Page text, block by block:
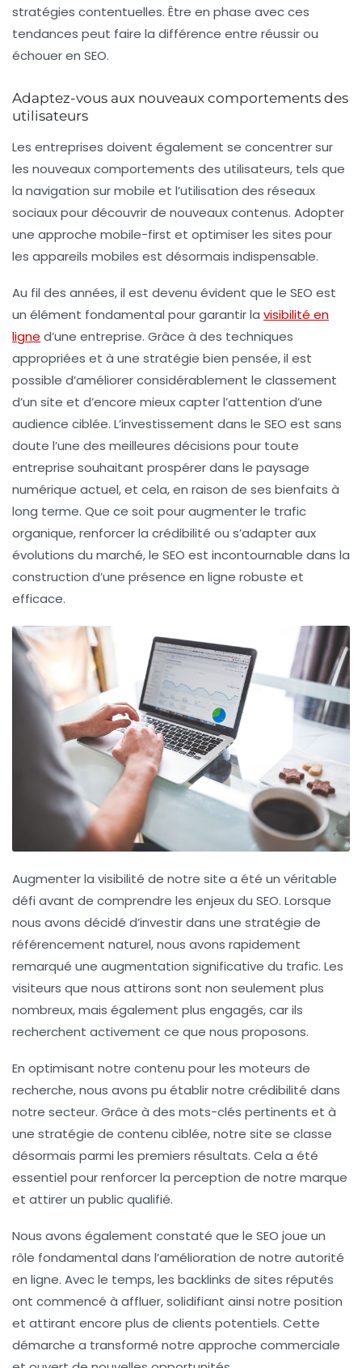
stratégies contentuelles. Être en phase avec ces
tendances peut faire la différence entre réussir ou
échouer en SEO.
Adaptez-vous aux nouveaux comportements des
utilisateurs
Les entreprises doivent également se concentrer sur
les nouveaux comportements des utilisateurs, tels que
la navigation sur mobile et l’utilisation des réseaux
sociaux pour découvrir de nouveaux contenus. Adopter
une approche mobile-first et optimiser les sites pour
les appareils mobiles est désormais indispensable.
Au fil des années, il est devenu évident que le SEO est
un élément fondamental pour garantir la visibilité en
ligne d’une entreprise. Grâce à des techniques
appropriées et à une stratégie bien pensée, il est
possible d’améliorer considérablement le classement
d’un site et d’encore mieux capter l’attention d’une
audience ciblée. L’investissement dans le SEO est sans
doute l’une des meilleures décisions pour toute
entreprise souhaitant prospérer dans le paysage
numérique actuel, et cela, en raison de ses bienfaits à
long terme. Que ce soit pour augmenter le trafic
organique, renforcer la crédibilité ou s’adapter aux
évolutions du marché, le SEO est incontournable dans la
construction d’une présence en ligne robuste et
efficace.
Augmenter la visibilité de notre site a été un véritable
défi avant de comprendre les enjeux du SEO. Lorsque
nous avons décidé d’investir dans une stratégie de
référencement naturel, nous avons rapidement
remarqué une augmentation significative du trafic. Les
visiteurs que nous attirons sont non seulement plus
nombreux, mais également plus engagés, car ils
recherchent activement ce que nous proposons.
En optimisant notre contenu pour les moteurs de
recherche, nous avons pu établir notre crédibilité dans
notre secteur. Grâce à des mots-clés pertinents et à
une stratégie de contenu ciblée, notre site se classe
désormais parmi les premiers résultats. Cela a été
essentiel pour renforcer la perception de notre marque
et attirer un public qualifié.
Nous avons également constaté que le SEO joue un
rôle fondamental dans l’amélioration de notre autorité
en ligne. Avec le temps, les backlinks de sites réputés
ont commencé à affluer, solidifiant ainsi notre position
et attirant encore plus de clients potentiels. Cette
démarche a transformé notre approche commerciale